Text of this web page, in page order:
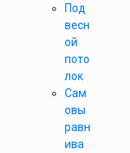
Под
весн
ой
пото
лок
Сам
овы
равн
ива